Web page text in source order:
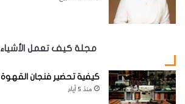
يتنبّأ كثير من المحللين اليوم بأن إنتاج
إلى ذروته خلال السنوات القليلة القادمة ثم
مجلة كيف تعمل الأشياء
كيفية تحضير فنجان القهوة
منذ 5 أيام